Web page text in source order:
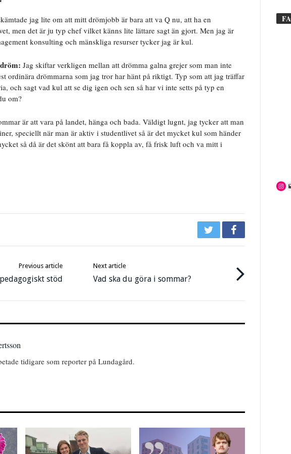
jag lite om att mitt drömjobb är bara att va Q nu, att ha en
men det är ju typ chef vilket känns lite lättare sagt än gjort. Men jag är
konsulting och mänskliga resurser tycker jag är kul.
Jag skiftar verkligen mellan att drömma galna grejer som man inte
ordinära drömmarna som jag tror har hänt på riktigt. Typ som att jag träffar
och sagt vad kul att se dig igen och sen så har vi inte setts på typ en
om?
är att vara på landet, hänga och bada. Väldigt lugnt, jag tycker att man
speciellt när man är aktiv i studentlivet så är det mycket kul som händer
så då är det skönt att bara få koppla av, få frisk luft och va mitt i
Previous article
stöd
Next article
Vad ska du göra i sommar?
tidigare som reporter på Lundagård.